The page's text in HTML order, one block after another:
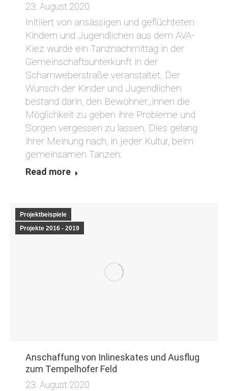
23. August 2020
Initiiert von ansässigen und geflüchteten
Kindern und Jugendlichen aus dem AVA-
Kiez wurde ein Tanznachmittag in der
Gemeinschaftsunterkunft in der
Scharnweberstraße veranstaltet. Der
Wunsch der Kinder und Jugendlichen
bestand darin, den Bewohner_innen die
Möglichkeit zu geben ihre Probleme und
Sorgen vergessen zu lassen. Dies gelang
ihrer Meinung nach, in jeder Kultur, beim
gemeinsamen Tanzen.
Read more
Projektbeispiele
Projekte 2016 - 2019
Anschaffung von Inlineskates und Ausflug
zum Tempelhofer Feld
23. August 2020